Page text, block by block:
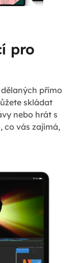
pro
přímo
skládat
nebo hrát s
co vás zajímá,